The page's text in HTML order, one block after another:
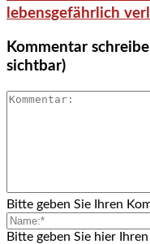
lebensgefährlich
Kommentar
sichtbar)
Bitte geben Sie Ihren
Bitte geben Sie hier